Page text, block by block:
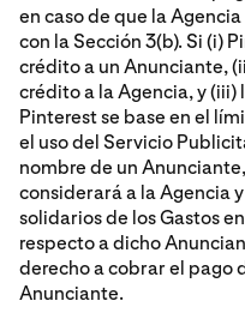
en caso de que la
con la Sección 3(b). Si (i)
crédito a un Anunciante,
crédito a la Agencia, y
Pinterest se base en el
el uso del Servicio
nombre de un
considerará a la Agencia
solidarios de los Gastos
respecto a dicho
derecho a cobrar el pago
Anunciante.